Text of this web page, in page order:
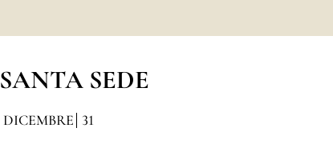
SANTA SEDE
DICEMBRE 31